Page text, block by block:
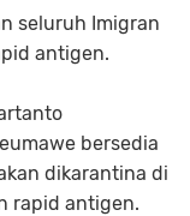
seluruh Imigran
antigen.
bersedia
dikarantina di
rapid antigen.